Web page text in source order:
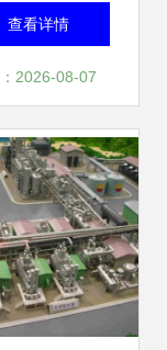
历中国女生的
采必备新兴
式排序扫偏
差。)
查看详情
2026-08-07